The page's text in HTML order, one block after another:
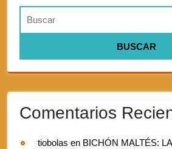
Comentarios
tiobolas en BICHÓN MALTÉS: